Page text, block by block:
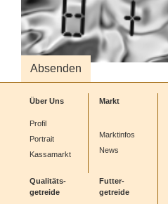
Über Uns
Profil
Portrait
Kassamarkt
Markt
Marktinfos
News
Qualitäts-
getreide
Futter-
getreide